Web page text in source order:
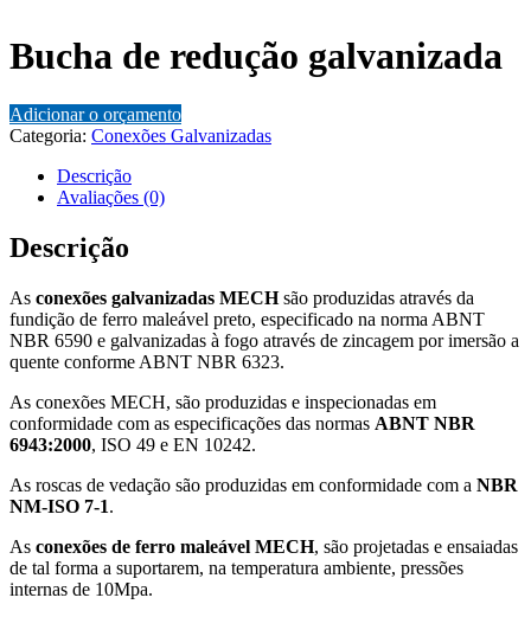
Bucha de redução galvanizada
Adicionar o orçamento
Categoria: Conexões Galvanizadas
Descrição
Avaliações (0)
Descrição
As conexões galvanizadas MECHsão produzidas através da
fundição de ferro maleável preto, especificado na norma ABNT
NBR 6590 e galvanizadas à fogo através de zincagem por imersão a
quente conforme ABNT NBR 6323.
As conexões MECH, são produzidas e inspecionadas em
conformidade com as especificações das normas ABNT NBR
6943:2000, ISO 49 e EN 10242.
As roscas de vedação são produzidas em conformidade com a NBR
NM-ISO 7-1.
As conexões de ferro maleável MECH, são projetadas e ensaiadas
de tal forma a suportarem, na temperatura ambiente, pressões
internas de 10Mpa.